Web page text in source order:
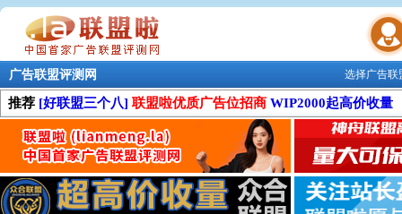
联盟学院
选择广告
广告联盟评测网
推荐 [好联盟三个八] 联盟啦优质广告位招商 WIP2000起高价收量